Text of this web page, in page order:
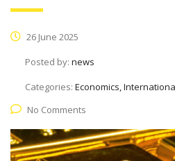
26 June 2025
Posted by: news
Categories: Economics,
No Comments